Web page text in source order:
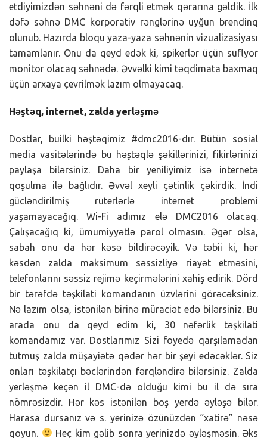
etdiyimizdən səhnəni də fərqli etmək qərarına gəldik. İlk
dəfə səhnə DMC korporativ rənglərinə uyğun brendinq
olunub. Hazırda bloqu yaza-yaza səhnənin vizualizasiyası
tamamlanır. Onu da qeyd edək ki, spikerlər üçün suflyor
monitor olacaq səhnədə. Əvvəlki kimi təqdimata baxmaq
üçün arxaya çevrilmək lazım olmayacaq.
Həştəq, internet, zalda yerləşmə
Dostlar, builki həştəqimiz #dmc2016-dır. Bütün sosial
media vasitələrində bu həştəqlə şəkillərinizi, fikirlərinizi
paylaşa bilərsiniz. Daha bir yeniliyimiz isə internetə
qoşulma ilə bağlıdır. Əvvəl xeyli çətinlik çəkirdik. İndi
gücləndirilmiş ruterlərlə internet problemi
yaşamayacağıq. Wi-Fi adımız elə DMC2016 olacaq.
Çalışacağıq ki, ümumiyyətlə parol olmasın. Əgər olsa,
sabah onu da hər kəsə bildirəcəyik. Və təbii ki, hər
kəsdən zalda maksimum səssizliyə riayət etməsini,
telefonlarını səssiz rejimə keçirmələrini xahiş edirik. Dörd
bir tərəfdə təşkilati komandanın üzvlərini görəcəksiniz.
Nə lazım olsa, istənilən birinə müraciət edə bilərsiniz. Bu
arada onu da qeyd edim ki, 30 nəfərlik təşkilati
komandamız var. Dostlarımız Sizi foyedə qarşılamadan
tutmuş zalda müşayiətə qədər hər bir şeyi edəcəklər. Siz
onları təşkilatçı bəclərindən fərqləndirə bilərsiniz. Zalda
yerləşmə keçən il DMC-də olduğu kimi bu il də sıra
nömrəsizdir. Hər kəs istənilən boş yerdə əyləşə bilər.
Harasa dursanız və s. yerinizə özünüzdən “xatirə” nəsə
qoyun.
Heç kim gəlib sonra yerinizdə əyləşməsin. Əks